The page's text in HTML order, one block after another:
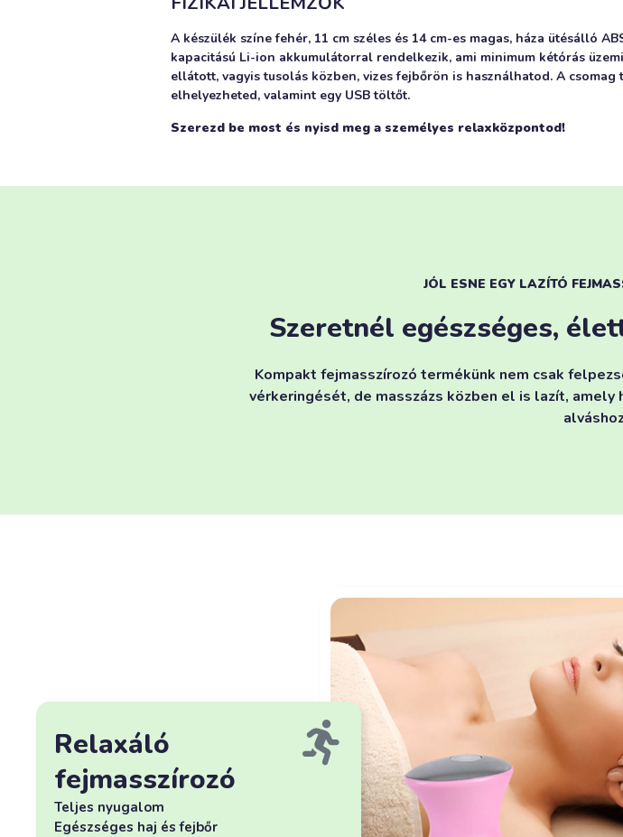
A készülék színe fehér, 11 cm széles és 14 cm-es magas, háza ütésálló
kapacitású Li-ion akkumulátorral rendelkezik, ami minimum kétórás
ellátott, vagyis tusolás közben, vizes fejbőrön is használhatod. A
elhelyezheted, valamint egy USB töltőt.
Szerezd be most és nyisd meg a személyes relaxközpontod!
JÓL ESNE EGY LAZÍTÓ
Szeretnél egészséges,
Kompakt fejmasszírozó termékünk nem csak
vérkeringését, de masszázs közben el is lazít,
Relaxáló
fejmasszírozó
Teljes nyugalom
Egészséges haj és fejbőr